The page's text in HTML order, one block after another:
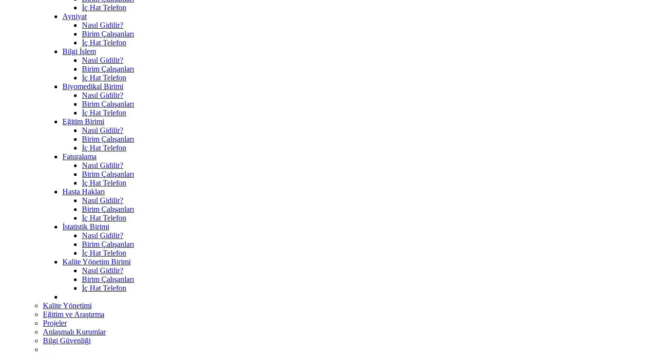
İç Hat Telefon
Ayniyat
Nasıl Gidilir?
Birim Çalışanları
İç Hat Telefon
Bilgi İşlem
Nasıl Gidilir?
Birim Çalışanları
İç Hat Telefon
Biyomedikal Birimi
Nasıl Gidilir?
Birim Çalışanları
İç Hat Telefon
Eğitim Birimi
Nasıl Gidilir?
Birim Çalışanları
İç Hat Telefon
Faturalama
Nasıl Gidilir?
Birim Çalışanları
İç Hat Telefon
Hasta Hakları
Nasıl Gidilir?
Birim Çalışanları
İç Hat Telefon
İstatistik Birimi
Nasıl Gidilir?
Birim Çalışanları
İç Hat Telefon
Kalite Yönetim Birimi
Nasıl Gidilir?
Birim Çalışanları
İç Hat Telefon
Kalite Yönetimi
Eğitim ve Araştırma
Projeler
Anlaşmalı Kurumlar
Bilgi Güvenliği